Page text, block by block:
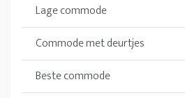
Lage commode
Commode met deurtjes
Beste commode